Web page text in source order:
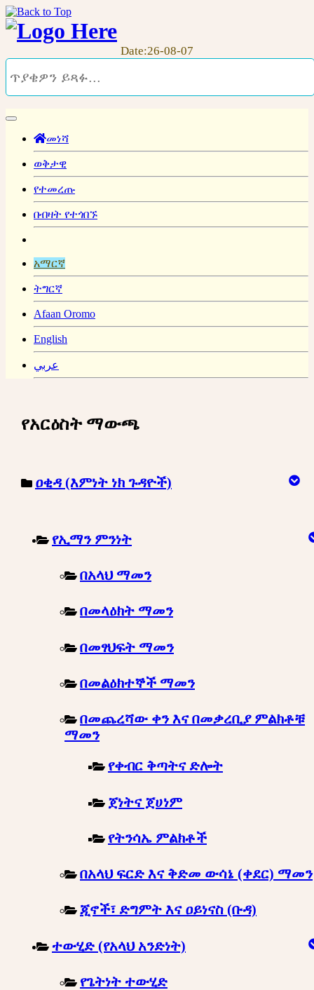
Date:26-08-07
መነሻ
ወቅታዊ
የተመረጡ
በብዛት የተጎበኙ
አማርኛ
ትግርኛ
Afaan Oromo
English
عربي
የአርዕስት ማውጫ
ዐቂዳ (እምነት ነክ ጉዳዮች)
የኢማን ምንነት
በአላህ ማመን
በመላዕክት ማመን
በመፃህፍት ማመን
በመልዕክተኞች ማመን
በመጨረሻው ቀን እና በመቃረቢያ ምልክቶቹ
ማመን
የቀብር ቅጣትና ድሎት
ጀነትና ጀሀነም
የትንሳኤ ምልክቶች
በአላህ ፍርድ እና ቅድመ ውሳኔ (ቀደር) ማመን
ጂኖች፣ ድግምት እና ዐይነናስ (ቡዳ)
ተውሂድ (የአላህ አንድነት)
የጌትነት ተውሂድ